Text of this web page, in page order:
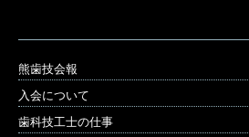
熊歯技会報
入会について
歯科技工士の仕事